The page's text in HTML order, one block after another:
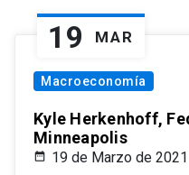
19 MAR
Macroeconomía
Kyle Herkenhoff,
Minneapolis
19 de Marzo de 2021